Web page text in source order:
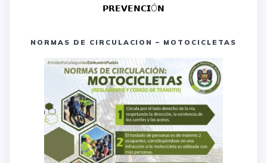
𝗣𝗥𝗘𝗩𝗘𝗡𝗖𝗜Ó𝗡
NORMAS DE CIRCULACION – MOTOCICLETAS